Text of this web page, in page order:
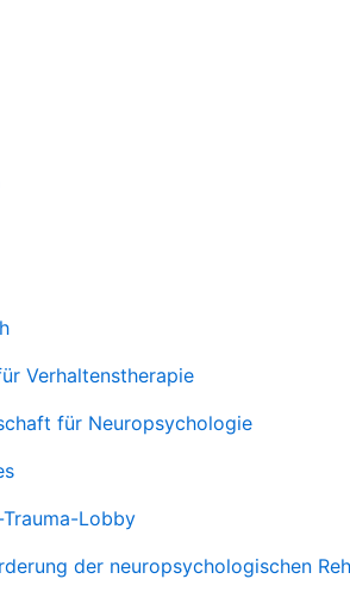
Verhaltenstherapie
für Neuropsychologie
Lobby
der neuropsychologischen